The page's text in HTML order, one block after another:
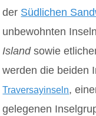
der Südlichen
unbewohnten Inseln
Islandsowie
werden die beiden
Traversayinseln,
gelegenen